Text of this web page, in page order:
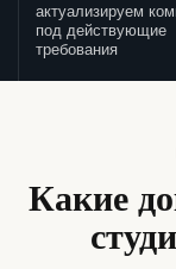
актуализируем
под действующие
требования
Какие